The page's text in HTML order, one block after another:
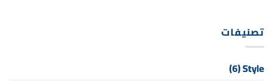
تصنيفات
Style
(6)